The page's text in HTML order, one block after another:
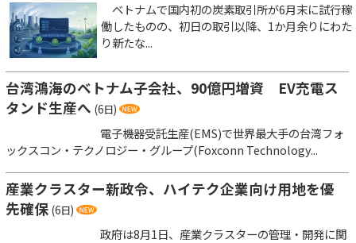
ベトナムで国内初の炭素取引所が6月末に試行稼
働したものの、初日の取引以降、1か月余りにわた
り新たな...
台湾鴻海のベトナム子会社、90億円増資 EV充電ス
タンド生産へ (6日)
電子機器受託生産(EMS)で世界最大手の台湾フォ
ックスコン・テクノロジー・グループ(Foxconn Technology...
産業クラスター新政令、ハイテク企業向け用地を優
先確保 (6日)
政府は8月1日、産業クラスターの管理・開発に関